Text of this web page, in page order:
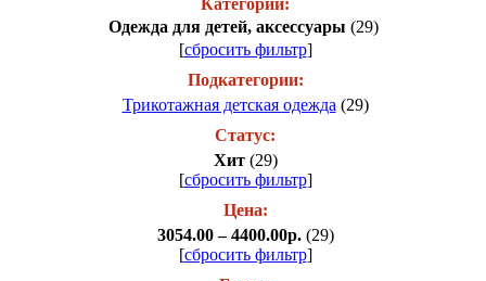
Категории:
Одежда для детей, аксессуары (29)
[сбросить фильтр]
Подкатегории:
Трикотажная детская одежда (29)
Статус:
Хит (29)
[сбросить фильтр]
Цена:
3054.00 – 4400.00р. (29)
[сбросить фильтр]